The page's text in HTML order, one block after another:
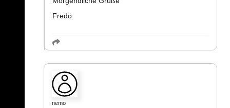
Fredo
nemo